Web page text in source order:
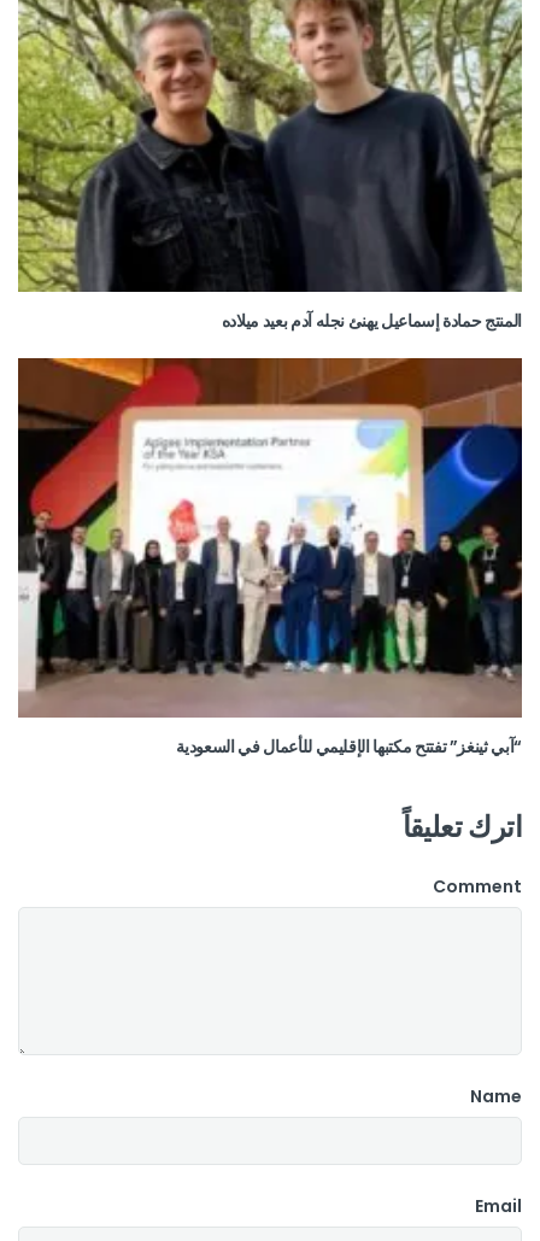
المنتج حمادة إسماعيل يهنئ نجله آدم بعيد ميلاده
“آبي ثينغز” تفتتح مكتبها الإقليمي للأعمال في السعودية
اترك تعليقاً
Comment
Name
Email